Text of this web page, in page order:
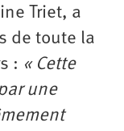
Triet, a
de toute la
: « Cette
une